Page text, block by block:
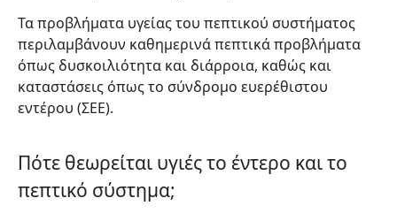
Τα προβλήματα υγείας του πεπτικού συστήματος
περιλαμβάνουν καθημερινά πεπτικά προβλήματα
όπως δυσκοιλιότητα και διάρροια, καθώς και
καταστάσεις όπως το σύνδρομο ευερέθιστου
εντέρου (ΣΕΕ).
Πότε θεωρείται υγιές το έντερο και το
πεπτικό σύστημα;